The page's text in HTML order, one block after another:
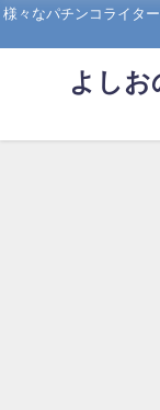
様々なパチンコライタ
よしお